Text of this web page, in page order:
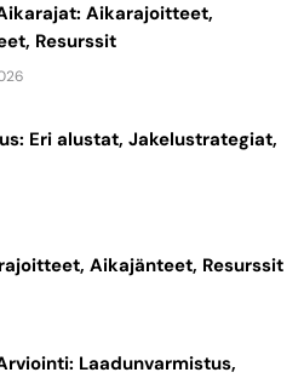
Aikarajoitteet,
Resurssit
Eri alustat, Jakelustrategiat,
Aikajänteet, Resurssit
Laadunvarmistus,